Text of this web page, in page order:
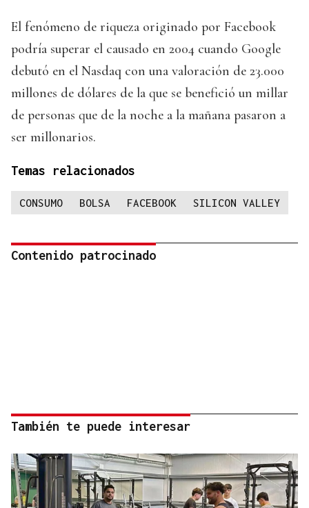
El fenómeno de riqueza originado por Facebook
podría superar el causado en 2004 cuando Google
debutó en el Nasdaq con una valoración de 23.000
millones de dólares de la que se benefició un millar
de personas que de la noche a la mañana pasaron a
ser millonarios.
Temas relacionados
CONSUMO BOLSA FACEBOOK SILICON VALLEY
Contenido patrocinado
También te puede interesar